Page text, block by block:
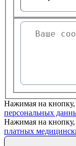
Нажимая на кнопку,
персональных
Нажимая на
платных